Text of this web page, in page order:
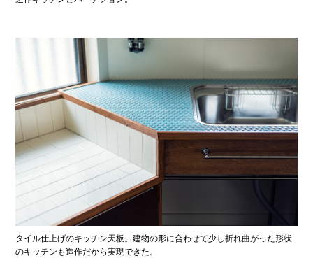
タイル仕上げのキッチン天板。建物の形に合わせて少し折れ曲がった形状
のキッチンも造作だから実現できた。